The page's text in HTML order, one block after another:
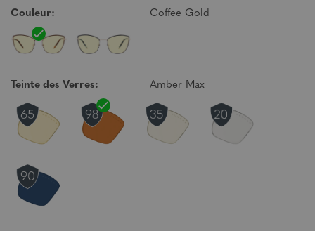
Couleur: Coffee Gold
Teinte des Verres: Amber Max